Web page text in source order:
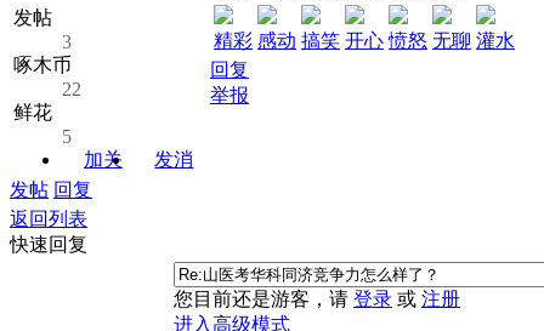
发帖
3
啄木币
22
鲜花
5
加关
注
发消
精彩 感动 搞笑 开心 愤怒 无聊 灌水
回复
举报
发帖 回复
返回列表
快速回复
您目前还是游客，请 登录 或 注册
进入高级模式